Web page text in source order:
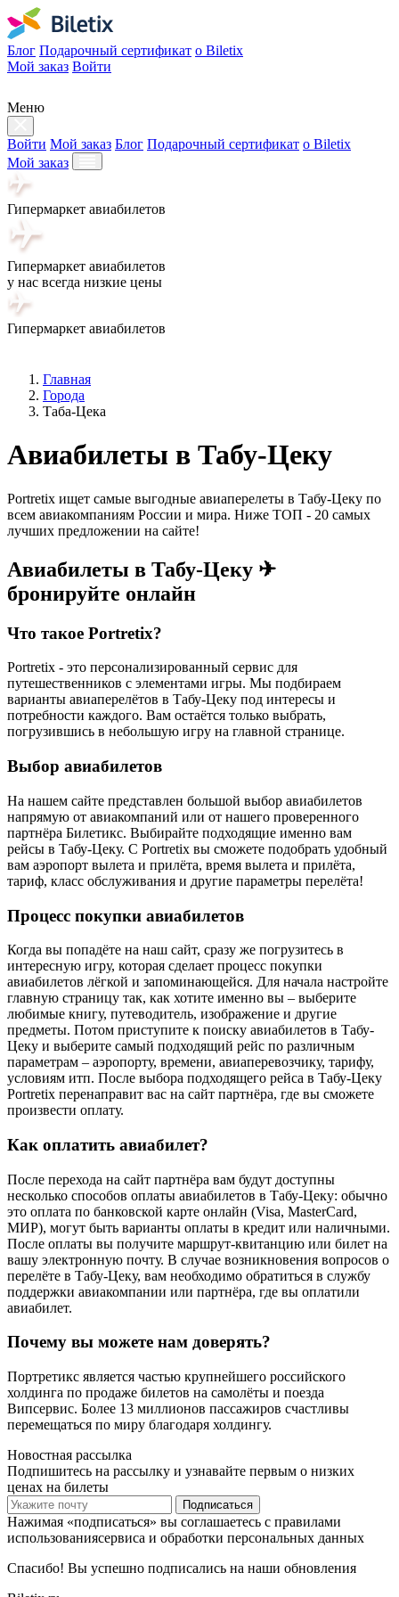
Блог Подарочный сертификат о Biletix
Мой заказ Войти
Меню
Войти Мой заказ Блог Подарочный сертификат о Biletix
Мой заказ
Гипермаркет авиабилетов
Гипермаркет авиабилетов
у нас всегда низкие цены
Гипермаркет авиабилетов
Главная
Города
Таба-Цека
Авиабилеты в Табу-Цеку
Portretix ищет самые выгодные авиаперелеты в Табу-Цеку по
всем авиакомпаниям России и мира. Ниже ТОП - 20 самых
лучших предложении на сайте!
Авиабилеты в Табу-Цеку ✈
бронируйте онлайн
Что такое Portretix?
Portretix - это персонализированный сервис для
путешественников с элементами игры. Мы подбираем
варианты авиаперелётов в Табу-Цеку под интересы и
потребности каждого. Вам остаётся только выбрать,
погрузившись в небольшую игру на главной странице.
Выбор авиабилетов
На нашем сайте представлен большой выбор авиабилетов
напрямую от авиакомпаний или от нашего проверенного
партнёра Билетикс. Выбирайте подходящие именно вам
рейсы в Табу-Цеку. С Portretix вы сможете подобрать удобный
вам аэропорт вылета и прилёта, время вылета и прилёта,
тариф, класс обслуживания и другие параметры перелёта!
Процесс покупки авиабилетов
Когда вы попадёте на наш сайт, сразу же погрузитесь в
интересную игру, которая сделает процесс покупки
авиабилетов лёгкой и запоминающейся. Для начала настройте
главную страницу так, как хотите именно вы – выберите
любимые книгу, путеводитель, изображение и другие
предметы. Потом приступите к поиску авиабилетов в Табу-
Цеку и выберите самый подходящий рейс по различным
параметрам – аэропорту, времени, авиаперевозчику, тарифу,
условиям итп. После выбора подходящего рейса в Табу-Цеку
Portretix перенаправит вас на сайт партнёра, где вы сможете
произвести оплату.
Как оплатить авиабилет?
После перехода на сайт партнёра вам будут доступны
несколько способов оплаты авиабилетов в Табу-Цеку: обычно
это оплата по банковской карте онлайн (Visa, MasterCard,
МИР), могут быть варианты оплаты в кредит или наличными.
После оплаты вы получите маршрут-квитанцию или билет на
вашу электронную почту. В случае возникновения вопросов о
перелёте в Табу-Цеку, вам необходимо обратиться в службу
поддержки авиакомпании или партнёра, где вы оплатили
авиабилет.
Почему вы можете нам доверять?
Портретикс является частью крупнейшего российского
холдинга по продаже билетов на самолёты и поезда
Випсервис. Более 13 миллионов пассажиров счастливы
перемещаться по миру благодаря холдингу.
Новостная рассылка
Подпишитесь на рассылку и узнавайте первым о низких
ценах на билеты
Подписаться
Нажимая «подписаться» вы соглашаетесь с правилами
использованиясервиса и обработки персональных данных
Спасибо! Вы успешно подписались на наши обновления